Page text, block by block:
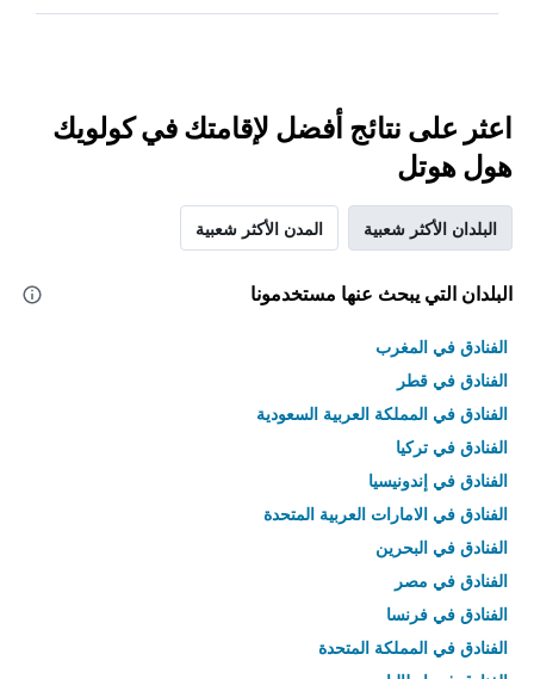
اعثر على نتائج أفضل لإقامتك في كولويك
هول هوتل
البلدان الأكثر شعبية المدن الأكثر شعبية
البلدان التي يبحث عنها مستخدمونا
الفنادق في المغرب
الفنادق في قطر
الفنادق في المملكة العربية السعودية
الفنادق في تركيا
الفنادق في إندونيسيا
الفنادق في الامارات العربية المتحدة
الفنادق في البحرين
الفنادق في مصر
الفنادق في فرنسا
الفنادق في المملكة المتحدة